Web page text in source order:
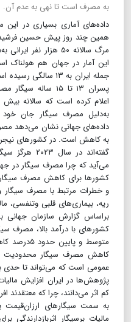
به مصرف است تا نهی به عدم آن.
​​​​​​​داده‌های آماری بسیاری در این
همین چند روز پیش حسین
مرگ سالانه ۵۰ هزار
این آمار در جهان هم
پسران ۱۳ تا ۱۵
اعلام کرده است که سالانه
به‌دلیل مصرف سیگار جان
به کاهش است. در کشورهای
گفته‌اند در
می‌آید که چرا مصرف سیگار در
کشورها برای کاهش مصرف
و خطرات مرتبط با مصرف سیگار
ریه، بیماری‌های قلبی وتنفسی،
بر‌اساس گزارش سازمان جهانی
متوسط و
کاهش مصرف سیگار محدودیت
عمومی است که می‌تواند تا
پژوهش‌ها در ایران افزایش
کم اثر می‌دانند، چرا که
به سمت سیگارهای ارزان‌قیمت
مالیات برسیگار اثربازدارندگی